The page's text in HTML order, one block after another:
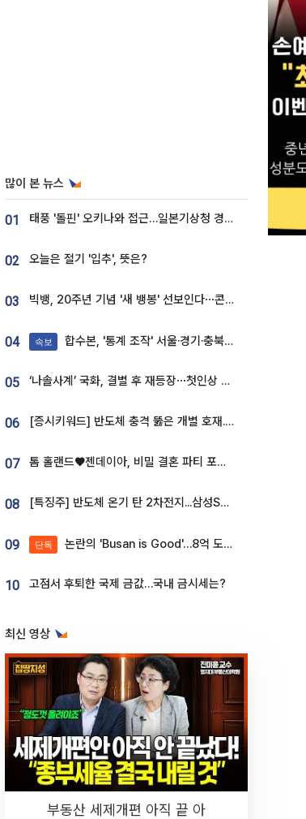
많이 본 뉴스
01 태풍 '돌핀' 오키나와 접근…일본기상청 경로 업데이트
02 오늘은 절기 '입추', 뜻은?
03 빅뱅, 20주년 기념 '새 뱅봉' 선보인다⋯콘서트 앞두고 팝업 개최
04 속보 합수본, '통계 조작' 서울·경기·충북 선관위 등 추가 압수수색
05 ‘나솔사계’ 국화, 결별 후 재등장⋯첫인상 투표 휩쓸고 ‘인기녀’ 등극
06 [증시키워드] 반도체 충격 뚫은 개별 호재...포스코퓨처엠·에코프로·한화솔루션 '눈길'
07 톰 홀랜드♥젠데이아, 비밀 결혼 파티 포착⋯호텔 대관비만 9억
08 [특징주] 반도체 온기 탄 2차전지...삼성SDI, 장 초반 7% 넘게 껑충
09 단독 논란의 'Busan is Good'…8억 도시브랜드, 용산 대통령실 CI 업체가 수행
10 고점서 후퇴한 국제 금값…국내 금시세는?
최신 영상
부동산 세제개편 아직 끝 아